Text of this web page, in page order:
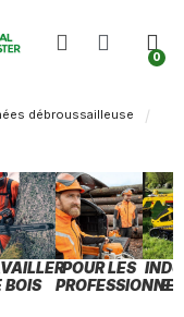
débroussailleuse
BOIS
POUR LES
ET